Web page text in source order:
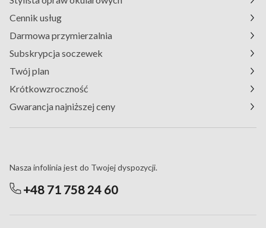
Cennik usług
Darmowa przymierzalnia
Subskrypcja soczewek
Twój plan
Krótkowzroczność
Gwarancja najniższej ceny
Nasza infolinia jest do Twojej dyspozycji.
+48 71 758 24 60